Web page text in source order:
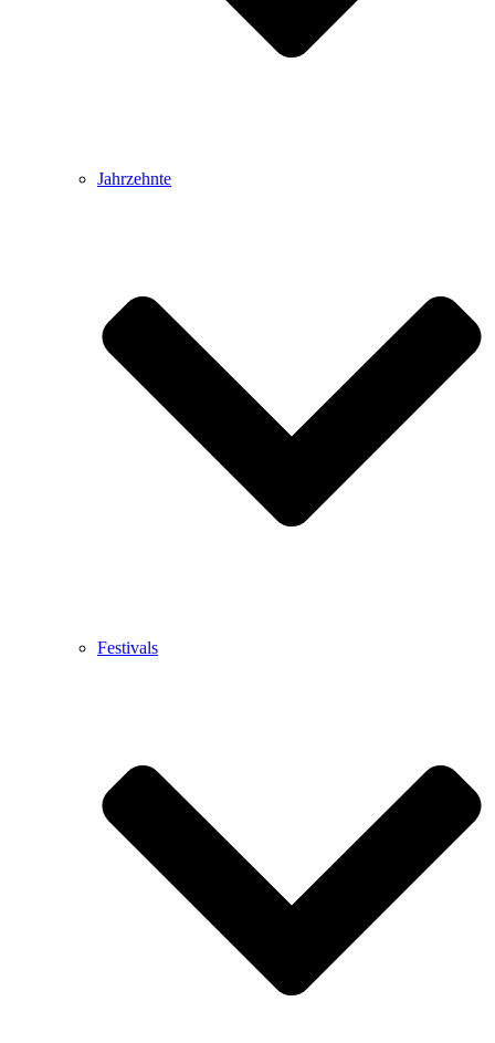
Jahrzehnte
Festivals